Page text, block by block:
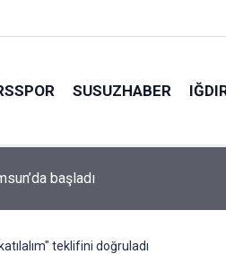
SUSUZHABER
yedi
teklifini doğruladı